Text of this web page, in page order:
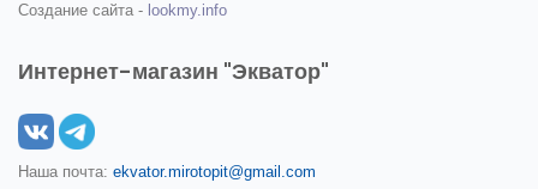
Создание сайта - lookmy.info
Интернет-магазин "Экватор"
Наша почта: ekvator.mirotopit@gmail.com